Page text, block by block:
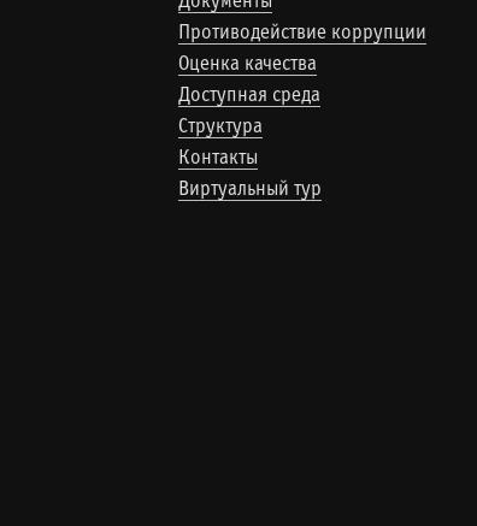
Противодействие коррупции
Оценка качества
Доступная среда
Структура
Контакты
Виртуальный тур